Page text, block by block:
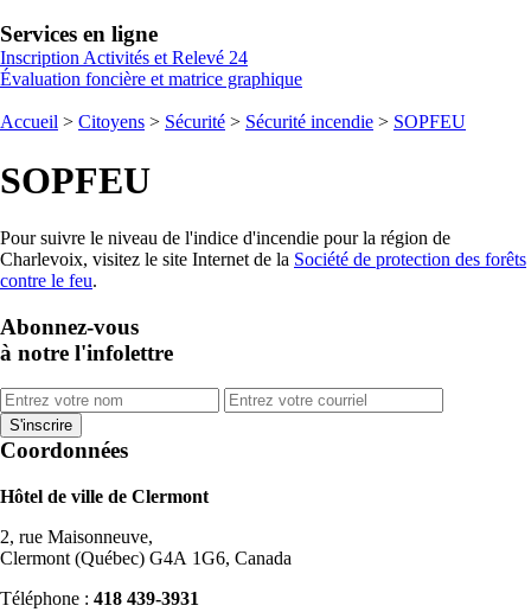
Services en ligne
Inscription Activités et Relevé 24
Évaluation foncière et matrice graphique
Accueil > Citoyens > Sécurité > Sécurité incendie > SOPFEU
SOPFEU
Pour suivre le niveau de l'indice d'incendie pour la région de
Charlevoix, visitez le site Internet de la Société de protection des forêts
contre le feu.
Abonnez-vous
à notre l'infolettre
Coordonnées
Hôtel de ville de Clermont
2, rue Maisonneuve,
Clermont (Québec) G4A 1G6, Canada
Téléphone : 418 439-3931